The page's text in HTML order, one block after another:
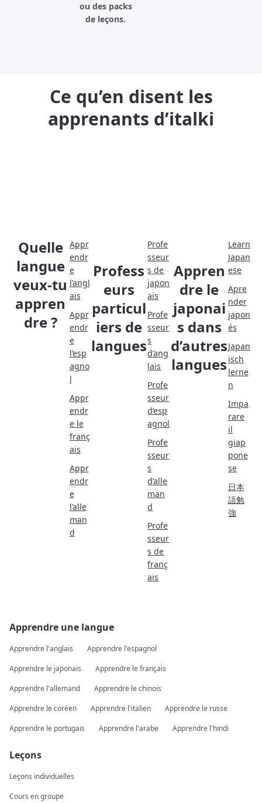
ou des packs
de leçons.
Ce qu’en disent les
apprenants d’italki
Quelle
langue
veux-tu
appren
dre ?
Appr
endr
e
l’angl
ais
Appr
endr
e
l’esp
agno
l
Appr
endr
e le
franç
ais
Appr
endr
e
l’alle
man
d
Profess
eurs
particul
iers de
langues
Profe
sseur
s de
japon
ais
Profe
sseur
s
d’ang
lais
Profe
sseur
d’esp
agnol
Profe
sseur
s
d’alle
man
d
Profe
sseur
s de
franç
ais
Appren
dre le
japonai
s dans
d’autres
langues
Learn
Japan
ese
Apre
nder
japon
és
Japan
isch
lerne
n
Impa
rare
il
giap
pone
se
日本
語勉
強
Apprendre une langue
Apprendre l'anglais
Apprendre l'espagnol
Apprendre le japonais
Apprendre le français
Apprendre l'allemand
Apprendre le chinois
Apprendre le coréen
Apprendre l'italien
Apprendre le russe
Apprendre le portugais
Apprendre l'arabe Apprendre l'hindi
Leçons
Leçons individuelles
Cours en groupe